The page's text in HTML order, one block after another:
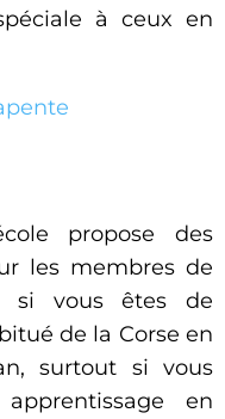
à ceux en
propose des
les membres de
si vous êtes de
de la Corse en
surtout si vous
en